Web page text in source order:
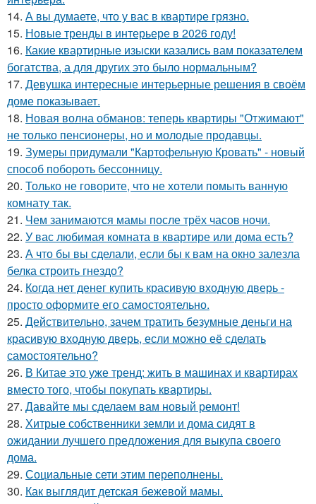
14. А вы думаете, что у вас в квартире грязно.
15. Новые тренды в интерьере в 2026 году!
16. Какие квартирные изыски казались вам показателем
богатства, а для других это было нормальным?
17. Девушка интересные интерьерные решения в своём
доме показывает.
18. Новая волна обманов: теперь квартиры "Отжимают"
не только пенсионеры, но и молодые продавцы.
19. Зумеры придумали "Картофельную Кровать" - новый
способ побороть бессонницу.
20. Только не говорите, что не хотели помыть ванную
комнату так.
21. Чем занимаются мамы после трёх часов ночи.
22. У вас любимая комната в квартире или дома есть?
23. А что бы вы сделали, если бы к вам на окно залезла
белка строить гнездо?
24. Когда нет денег купить красивую входную дверь -
просто оформите его самостоятельно.
25. Действительно, зачем тратить безумные деньги на
красивую входную дверь, если можно её сделать
самостоятельно?
26. В Китае это уже тренд: жить в машинах и квартирах
вместо того, чтобы покупать квартиры.
27. Давайте мы сделаем вам новый ремонт!
28. Хитрые собственники земли и дома сидят в
ожидании лучшего предложения для выкупа своего
дома.
29. Социальные сети этим переполнены.
30. Как выглядит детская бежевой мамы.